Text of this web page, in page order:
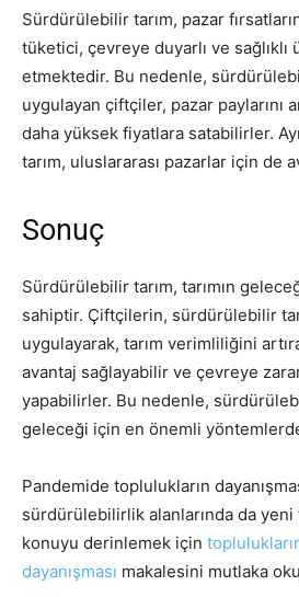
Sürdürülebilir tarım, pazar
tüketici, çevreye duyarlı ve
etmektedir. Bu nedenle,
uygulayan çiftçiler, pazar paylarını
daha yüksek fiyatlara satabilirler.
tarım, uluslararası pazarlar için de
Sonuç
Sürdürülebilir tarım, tarımın
sahiptir. Çiftçilerin, sürdürülebilir
uygulayarak, tarım verimliliğini
avantaj sağlayabilir ve çevreye
yapabilirler. Bu nedenle,
geleceği için en önemli
Pandemide toplulukların
sürdürülebilirlik alanlarında da
konuyu derinlemek için
dayanışması makalesini mutlaka